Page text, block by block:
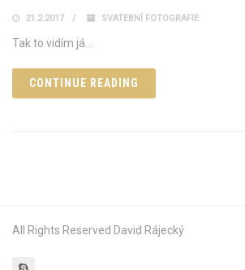
21.2.2017 SVATEBNÍ FOTOGRAFIE
Tak to vidím já…
CONTINUE READING
All Rights Reserved David Rájecký